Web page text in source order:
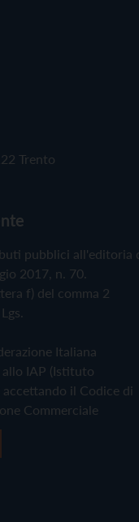
Trento
pubblici all'editoria
2017, n. 70.
f) del comma 2
Italiana
IAP (Istituto
il Codice di
Commerciale